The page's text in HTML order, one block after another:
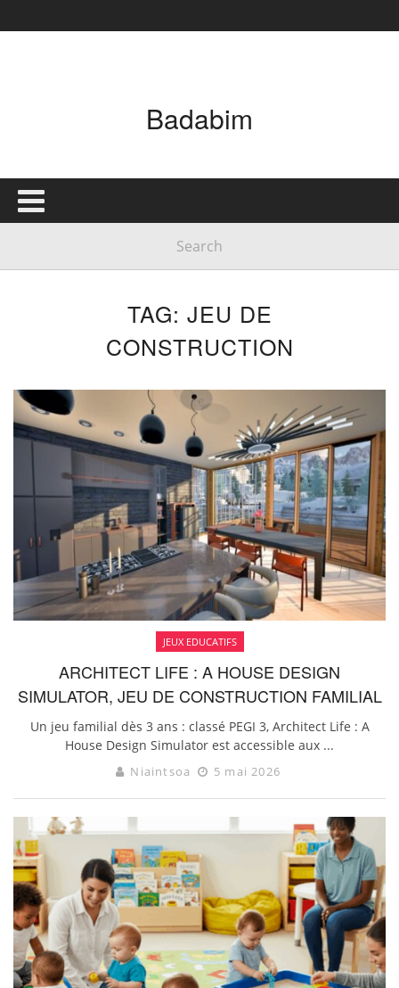
Badabim
TAG: JEU DE
CONSTRUCTION
JEUX EDUCATIFS
ARCHITECT LIFE : A HOUSE DESIGN
SIMULATOR, JEU DE CONSTRUCTION FAMILIAL
Un jeu familial dès 3 ans : classé PEGI 3, Architect Life : A
House Design Simulator est accessible aux ...
Niaintsoa 5 mai 2026